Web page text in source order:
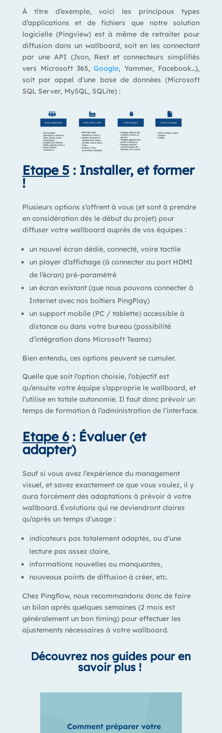
À titre d’exemple, voici les principaux types
d’applications et de fichiers que notre solution
logicielle (Pingview) est à même de retraiter pour
diffusion dans un wallboard, soit en les connectant
par une API (Json, Rest et connecteurs simplifiés
vers Microsoft 365,Google, Yammer, Facebook…),
soit par appel d’une base de données (Microsoft
SQL Server, MySQL, SQLite) :
Etape 5: Installer, et former
!
Plusieurs options s’offrent à vous (et sont à prendre
en considération dès le début du projet) pour
diffuser votre wallboard auprès de vos équipes :
un nouvel écran dédié, connecté, voire tactile
un player d’affichage (à connecter au port HDMI
de l’écran) pré-paramétré
un écran existant (que nous pouvons connecter à
Internet avec nos boîtiers PingPlay)
un support mobile (PC / tablette) accessible à
distance ou dans votre bureau (possibilité
d’intégration dans Microsoft Teams)
Bien entendu, ces options peuvent se cumuler.
Quelle que soit l’option choisie, l’objectif est
qu’ensuite votre équipe s’approprie le wallboard, et
l’utilise en totale autonomie.Il faut donc prévoir un
temps de formation à l’administration de l’interface.
Etape 6: Évaluer (et
adapter)
Sauf si vous avez l’expérience du management
visuel, et savez exactement ce que vous voulez, il y
aura forcément des adaptations à prévoir à votre
wallboard. Évolutions qui ne deviendront claires
qu’après un temps d’usage :
indicateurs pas totalement adaptés, ou d’une
lecture pas assez claire,
informations nouvelles ou manquantes,
nouveaux points de diffusion à créer, etc.
Chez Pingflow, nous recommandons donc de faire
un bilan après quelques semaines (2 mois est
généralement un bon timing) pour effectuer les
ajustements nécessaires à votre wallboard.
Découvrez nos guides pour en
savoir plus !